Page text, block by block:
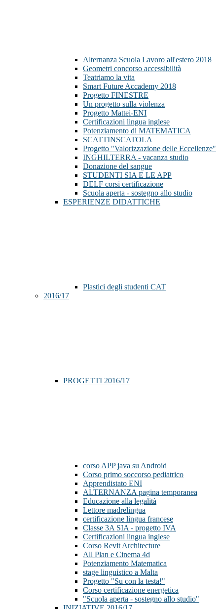
Alternanza Scuola Lavoro all'estero 2018
Geometri concorso accessibilità
Teatriamo la vita
Smart Future Accademy 2018
Progetto FINESTRE
Un progetto sulla violenza
Progetto Mattei-ENI
Certificazioni lingua inglese
Potenziamento di MATEMATICA
SCATTINSCATOLA
Progetto "Valorizzazione delle Eccellenze"
INGHILTERRA - vacanza studio
Donazione del sangue
STUDENTI SIA E LE APP
DELF corsi certificazione
Scuola aperta - sostegno allo studio
ESPERIENZE DIDATTICHE
Plastici degli studenti CAT
2016/17
PROGETTI 2016/17
corso APP java su Android
Corso primo soccorso pediatrico
Apprendistato ENI
ALTERNANZA pagina temporanea
Educazione alla legalità
Lettore madrelingua
certificazione lingua francese
Classe 3A SIA - progetto IVA
Certificazioni lingua inglese
Corso Revit Architecture
All Plan e Cinema 4d
Potenziamento Matematica
stage linguistico a Malta
Progetto "Su con la testa!"
Corso certificazione energetica
"Scuola aperta - sostegno allo studio"